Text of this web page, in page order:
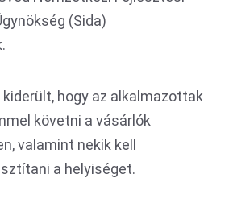
(Sida)
hogy az alkalmazottak
követni a vásárlók
valamint nekik kell
a helyiséget.